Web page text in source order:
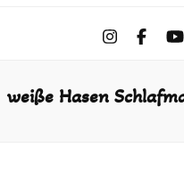
weiße Hasen